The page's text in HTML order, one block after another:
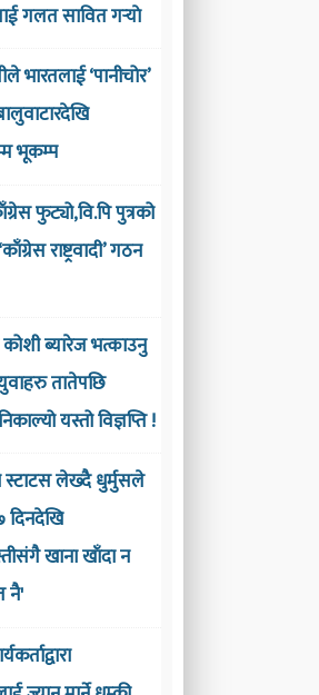
गलत सावित गर्‍याे
भारतलाई ‘पानीचोर’
भूकम्प
फुट्यो,वि.पि पुत्रको
राष्ट्रवादी’ गठन
ब्यारेज भत्काउनु
तातेपछि
यस्तो विज्ञप्ति !
स्टाटस लेख्दै धुर्मुसले
खाना खाँदा न
नै'